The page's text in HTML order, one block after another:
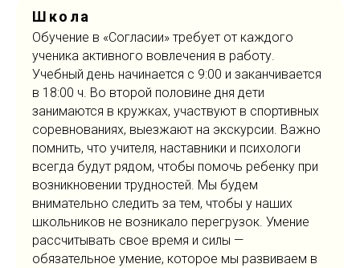
Школа
Обучение в «Согласии» требует от каждого
ученика активного вовлечения в работу.
Учебный день начинается c 9:00 и заканчивается
в 18:00 ч. Во второй половине дня дети
занимаются в кружках, участвуют в спортивных
соревнованиях, выезжают на экскурсии. Важно
помнить, что учителя, наставники и психологи
всегда будут рядом, чтобы помочь ребенку при
возникновении трудностей. Мы будем
внимательно следить за тем, чтобы у наших
школьников не возникало перегрузок. Умение
рассчитывать свое время и силы —
обязательное умение, которое мы развиваем в